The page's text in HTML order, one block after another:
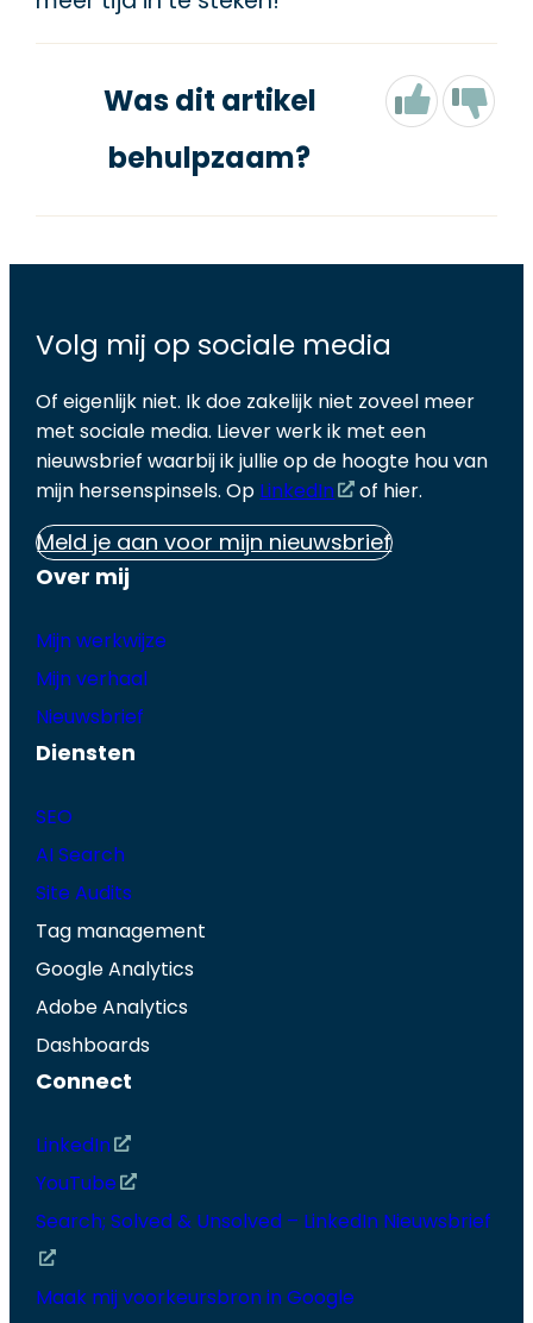
Was dit artikel
behulpzaam?
Volg mij op sociale media
Of eigenlijk niet. Ik doe zakelijk niet zoveel meer
met sociale media. Liever werk ik met een
nieuwsbrief waarbij ik jullie op de hoogte hou van
mijn hersenspinsels. Op LinkedIn of hier.
Meld je aan voor mijn nieuwsbrief
Over mij
Mijn werkwijze
Mijn verhaal
Nieuwsbrief
Diensten
SEO
AI Search
Site Audits
Tag management
Google Analytics
Adobe Analytics
Dashboards
Connect
LinkedIn
YouTube
Search; Solved & Unsolved – LinkedIn Nieuwsbrief
Maak mij voorkeursbron in Google